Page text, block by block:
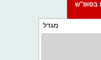
2 לילות בסופ"ש
מגדל